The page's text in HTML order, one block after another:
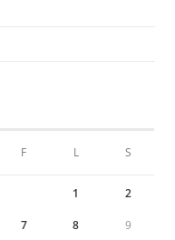
F L S
1 2
7 8 9